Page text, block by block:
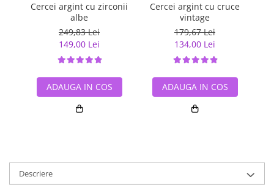
Cercei argint cu zirconii
albe
249,83 Lei
149,00 Lei
ADAUGA IN COS
Cercei argint cu cruce
vintage
179,67 Lei
134,00 Lei
ADAUGA IN COS
Descriere